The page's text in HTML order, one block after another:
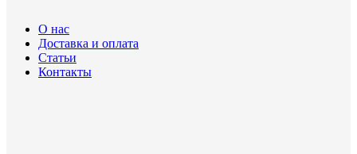
О нас
Доставка и оплата
Статьи
Контакты